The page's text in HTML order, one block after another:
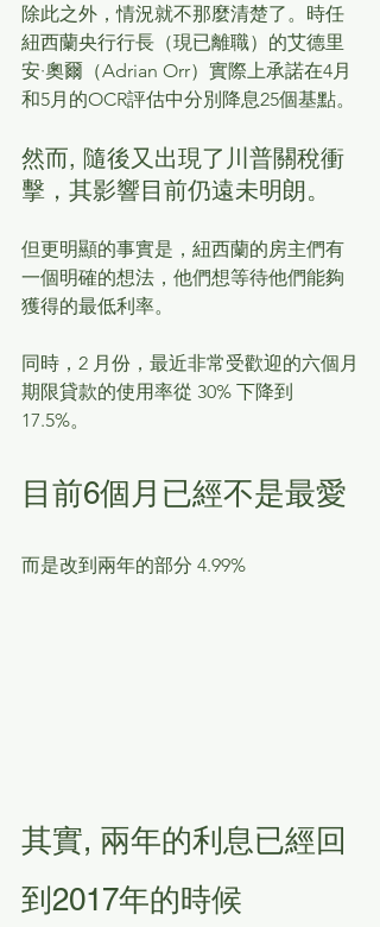
除此之外，情況就不那麼清楚了。時任
紐西蘭央行行長（現已離職）的艾德里
安·奧爾（Adrian Orr）實際上承諾在4月
和5月的OCR評估中分別降息25個基點。
然而, 隨後又出現了川普關稅衝
擊，其影響目前仍遠未明朗。
但更明顯的事實是，紐西蘭的房主們有
一個明確的想法，他們想等待他們能夠
獲得的最低利率。
同時，2 月份，最近非常受歡迎的六個月
期限貸款的使用率從 30% 下降到
17.5%。
目前6個月已經不是最愛
而是改到兩年的部分 4.99%
其實, 兩年的利息已經回
到2017年的時候